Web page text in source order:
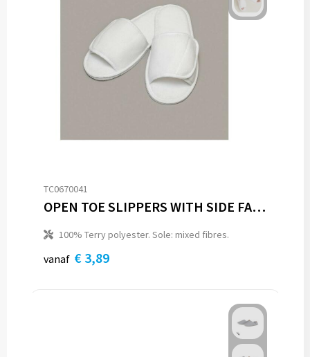
TC0670041
OPEN TOE SLIPPERS WITH SIDE FASTENING
100% Terry polyester. Sole: mixed fibres.
vanaf € 3,89